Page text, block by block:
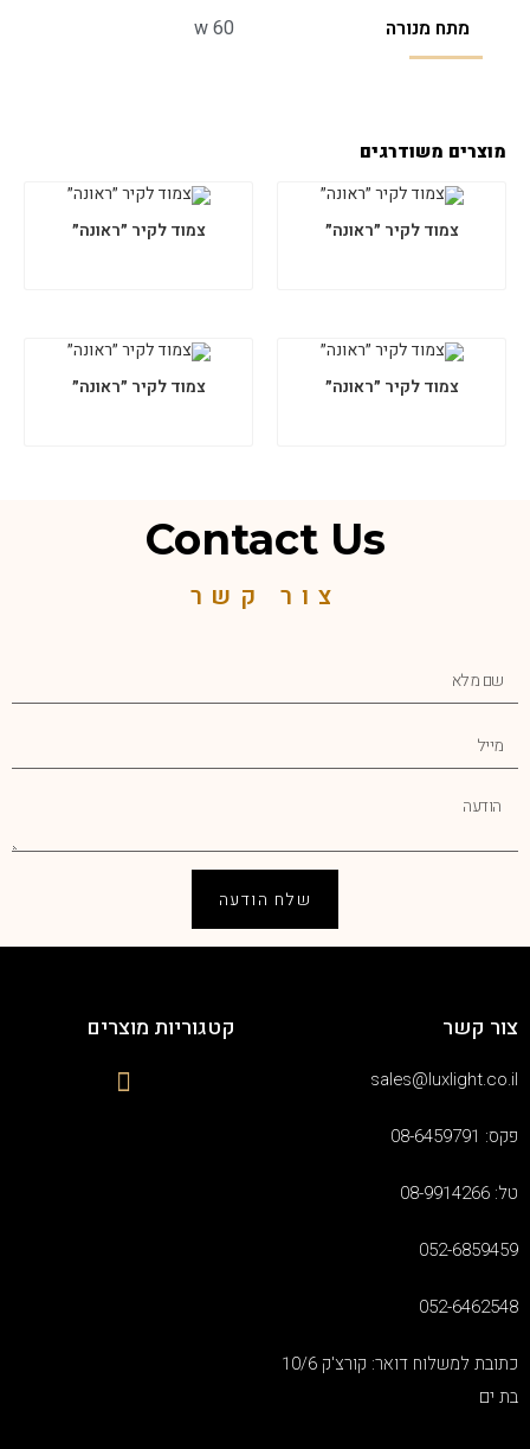
מתח מנורה
w 60
מוצרים משודרגים
צמוד לקיר ״ראונה״ צמוד לקיר ״ראונה״
צמוד לקיר ״ראונה״ צמוד לקיר ״ראונה״
Contact Us
צור קשר
שלח הודעה
צור קשר
sales@luxlight.co.il
פקס: 08-6459791
טל: 08-9914266
052-6859459
052-6462548
כתובת למשלוח דואר: קורצ'ק 10/6
בת ים
קטגוריות מוצרים